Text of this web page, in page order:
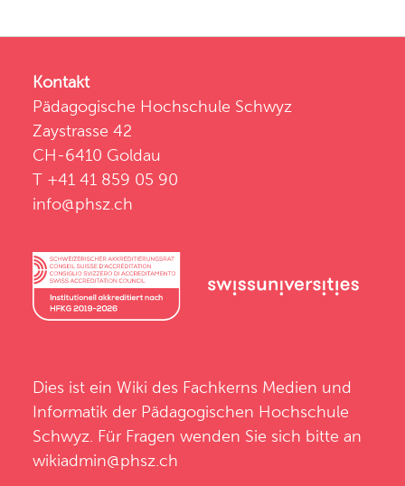
Kontakt
Pädagogische Hochschule Schwyz
Zaystrasse 42
CH-6410 Goldau
T +41 41 859 05 90
info@phsz.ch
Dies ist ein Wiki des Fachkerns Medien und
Informatik der Pädagogischen Hochschule
Schwyz . Für Fragen wenden Sie sich bitte an
wikiadmin@phsz.ch